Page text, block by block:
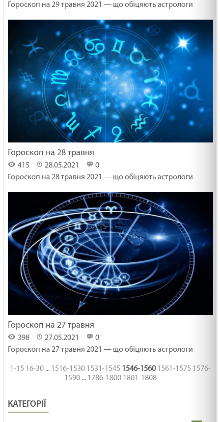
Гороскоп на 29 травня 2021 — що обіцяють астрологи
Гороскоп на 28 травня
415 28.05.2021
0
Гороскоп на 28 травня 2021 — що обіцяють астрологи
Гороскоп на 27 травня
398 27.05.2021
0
Гороскоп на 27 травня 2021 — що обіцяють астрологи
1-15 16-30 ... 1516-1530 1531-1545 1546-1560 1561-1575 1576-
1590 ... 1786-1800 1801-1808
КАТЕГОРІЇ